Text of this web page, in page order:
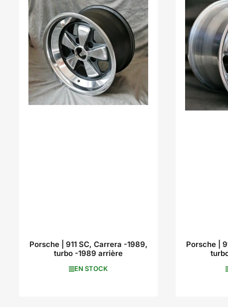
Porsche | 911 SC, Carrera -1989,
turbo -1989 arrière
EN STOCK
Porsche |